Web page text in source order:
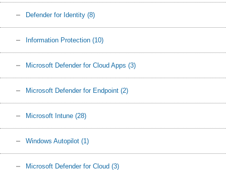
Defender for Identity (8)
Information Protection (10)
Microsoft Defender for Cloud Apps (3)
Microsoft Defender for Endpoint (2)
Microsoft Intune (28)
Windows Autopilot (1)
Microsoft Defender for Cloud (3)